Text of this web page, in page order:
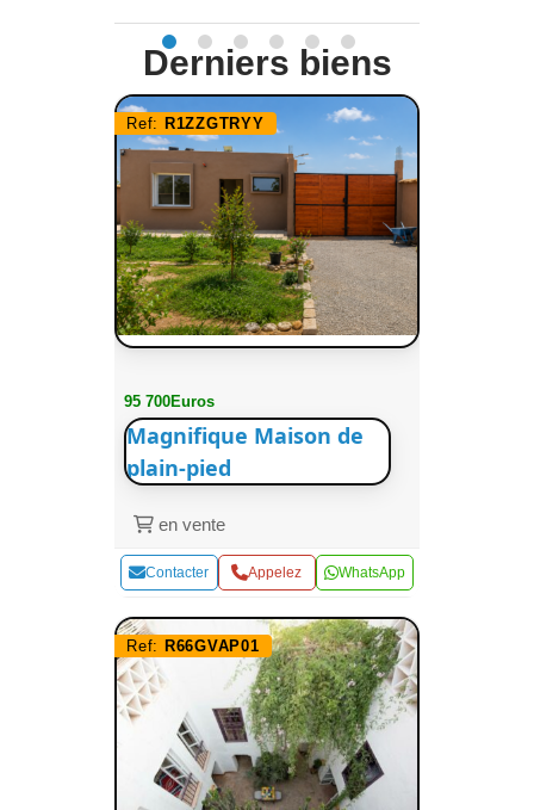
Derniers biens
Ref: R1ZZGTRYY
95 700Euros
Magnifique Maison de
plain-pied
en vente
Contacter Appelez WhatsApp
Ref: R66GVAP01